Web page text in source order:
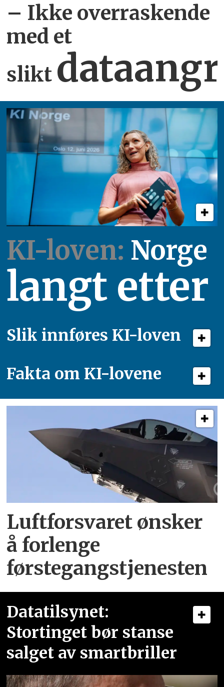
– Ikke overraskende
med et
slikt
KI-loven: Norge
langt etter
Slik innføres KI-loven
Fakta om KI-lovene
Luftforsvaret ønsker
å forlenge
førstegangstjenesten
Datatilsynet:
Stortinget bør stanse
salget av smartbriller